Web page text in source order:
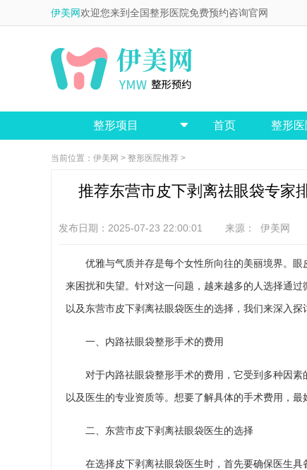
伊美网欢迎您来到全国整形医院免费预约咨询官网
整形项目  首页 整形医
当前位置： 伊美网 > 整形医院推荐 >
推荐东营市皮下剥离祛眼袋专家
发布日期：2025-07-23 22:00:01 来源： 伊美网
优雅与气质并存是每个女性所向往的美丽境界。
来困扰和失望。针对这一问题，越来越多的人选择通
以及东营市皮下剥离祛眼袋医生的选择，我们来深入探
一、内路祛眼袋整形手术的费用
对于内路祛眼袋整形手术的费用，它受到多种因
以及医生的专业资质等。想要了解具体的手术费用，
二、东营市皮下剥离祛眼袋医生的选择
在选择皮下剥离祛眼袋医生时，首先要确保医生